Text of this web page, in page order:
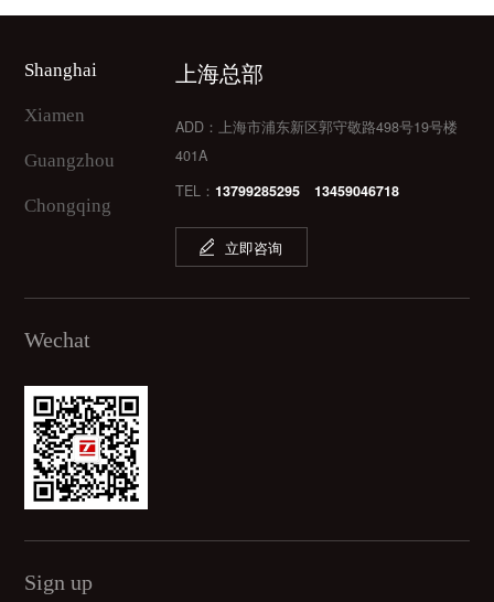
Shanghai
Xiamen
Guangzhou
Chongqing
上海总部
ADD：上海市浦东新区郭守敬路498号19号楼
401A
TEL：13799285295 13459046718
立即咨询
Wechat
Sign up